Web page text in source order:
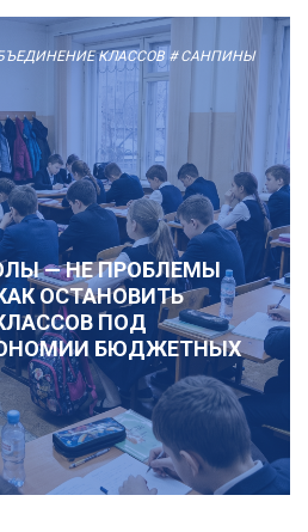
КЛАССОВ # САНПИНЫ
— НЕ ПРОБЛЕМЫ
ОСТАНОВИТЬ
ПОД
БЮДЖЕТНЫХ